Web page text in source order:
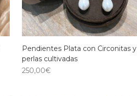
Pendientes Plata con Circonitas y
perlas cultivadas
250,00€